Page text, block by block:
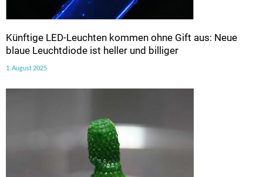
Künftige LED-Leuchten kommen ohne Gift aus: Neue
blaue Leuchtdiode ist heller und billiger
1. August 2025